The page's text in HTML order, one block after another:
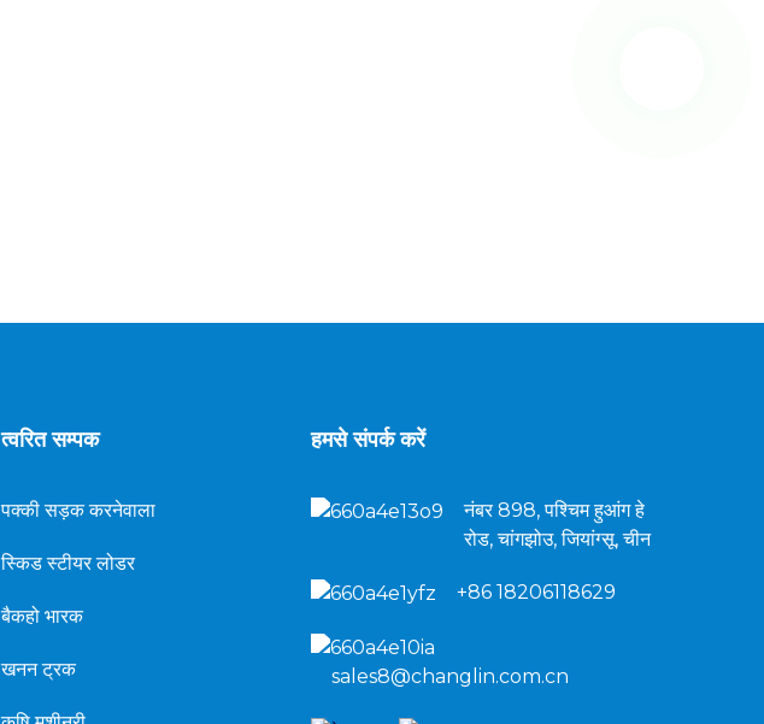
त्वरित सम्पक
पक्की सड़क करनेवाला
स्किड स्टीयर लोडर
बैकहो भारक
खनन ट्रक
हमसे संपर्क करें
नंबर 898, पश्चिम हुआंग हे
रोड, चांगझोउ, जियांग्सू, चीन
+86 18206118629
sales8@changlin.com.cn